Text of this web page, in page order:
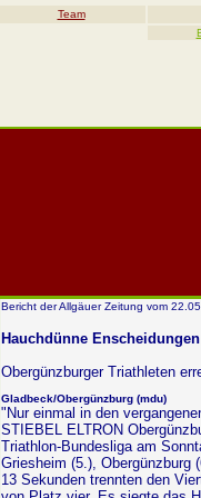
Team
Bericht der Allgäuer Zeitung vom
Hauchdünne Enscheidungen
Obergünzburger Triathleten
Gladbeck/Obergünzburg (mdu)
"Nur einmal in den
STIEBEL ELTRON
Triathlon-Bundesliga am
Griesheim (5.), Obergünzburg
13 Sekunden trennten den